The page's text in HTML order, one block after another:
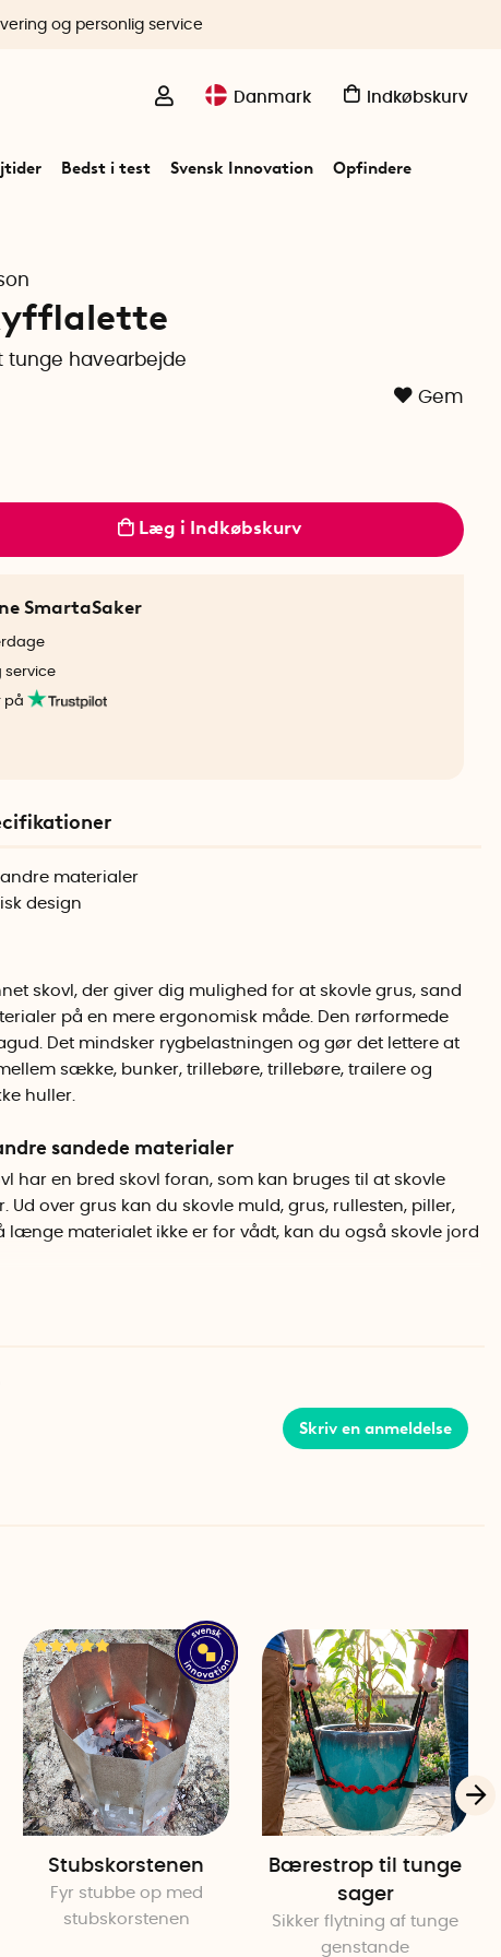
Danmark Indkøbskurv
Bedst i test Svensk Innovation Opfindere
og personlig service
tunge havearbejde
Gem
Læg i Indkøbskurv
SmartaSaker
service
på
materialer
design
skovl, der giver dig mulighed for at skovle grus, sand
på en mere ergonomisk måde. Den rørformede
Det mindsker rygbelastningen og gør det lettere at
sække, bunker, trillebøre, trillebøre, trailere og
huller.
sandede materialer
har en bred skovl foran, som kan bruges til at skovle
Ud over grus kan du skovle muld, grus, rullesten, piller,
længe materialet ikke er for vådt, kan du også skovle jord
grusskovlen
at fylde spanden foran eller ved at skovle grus i hele
nakke og arm
sidelæns, og ved at holde skovlen tæt på kroppen, mens
førte til en opfindelse
alene. Det lærte innovatør Peter Johanson, da han en
i skateparken med sin femårige søn. Skaden var
få dage senere blev leveret tre tons grus til haven.
skovl, men med et gammelt jordrør lykkedes
sækkene til trillebøren på en ergonomisk måde, der
Ideen til Skyfflalette var født, og med hjælp fra Almi og
at udvikle prototyper af sin innovation. Skyfflalette
polyethylenplast.
Skriv en anmeldelse
Stubskorstenen
Fyr stubbe op med
stubskorstenen
Bærestrop til tunge
sager
Sikker flytning af tunge
genstande